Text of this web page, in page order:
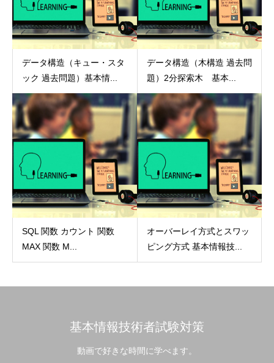
データ構造（キュー・スタ
ック 過去問題）基本情...
データ構造（木構造 過去問
題）2分探索木 基本...
SQL 関数 カウント 関数
MAX 関数 M...
オーバーレイ方式とスワッ
ピング方式 基本情報技...
基本情報技術者試験対策
動画で好きな時間に学べます。